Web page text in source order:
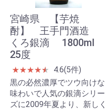
宮崎県 【芋焼
酎】 王手門酒造
くろ銀滴 1800ml
25度
★★★★★
★
4.6(5件)
黒の必然濃厚でツウ向けな
味わいで人気の銀滴シリー
ズに2009年夏より、新しく